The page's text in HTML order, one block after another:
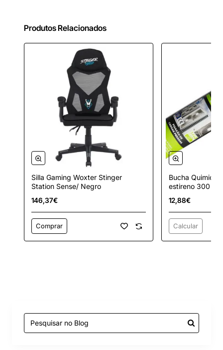
Produtos Relacionados
Silla Gaming Woxter Stinger
Station Sense/ Negro
146,37€
Comprar
Bucha Quimica
estireno 300 ml
12,88€
Calcular